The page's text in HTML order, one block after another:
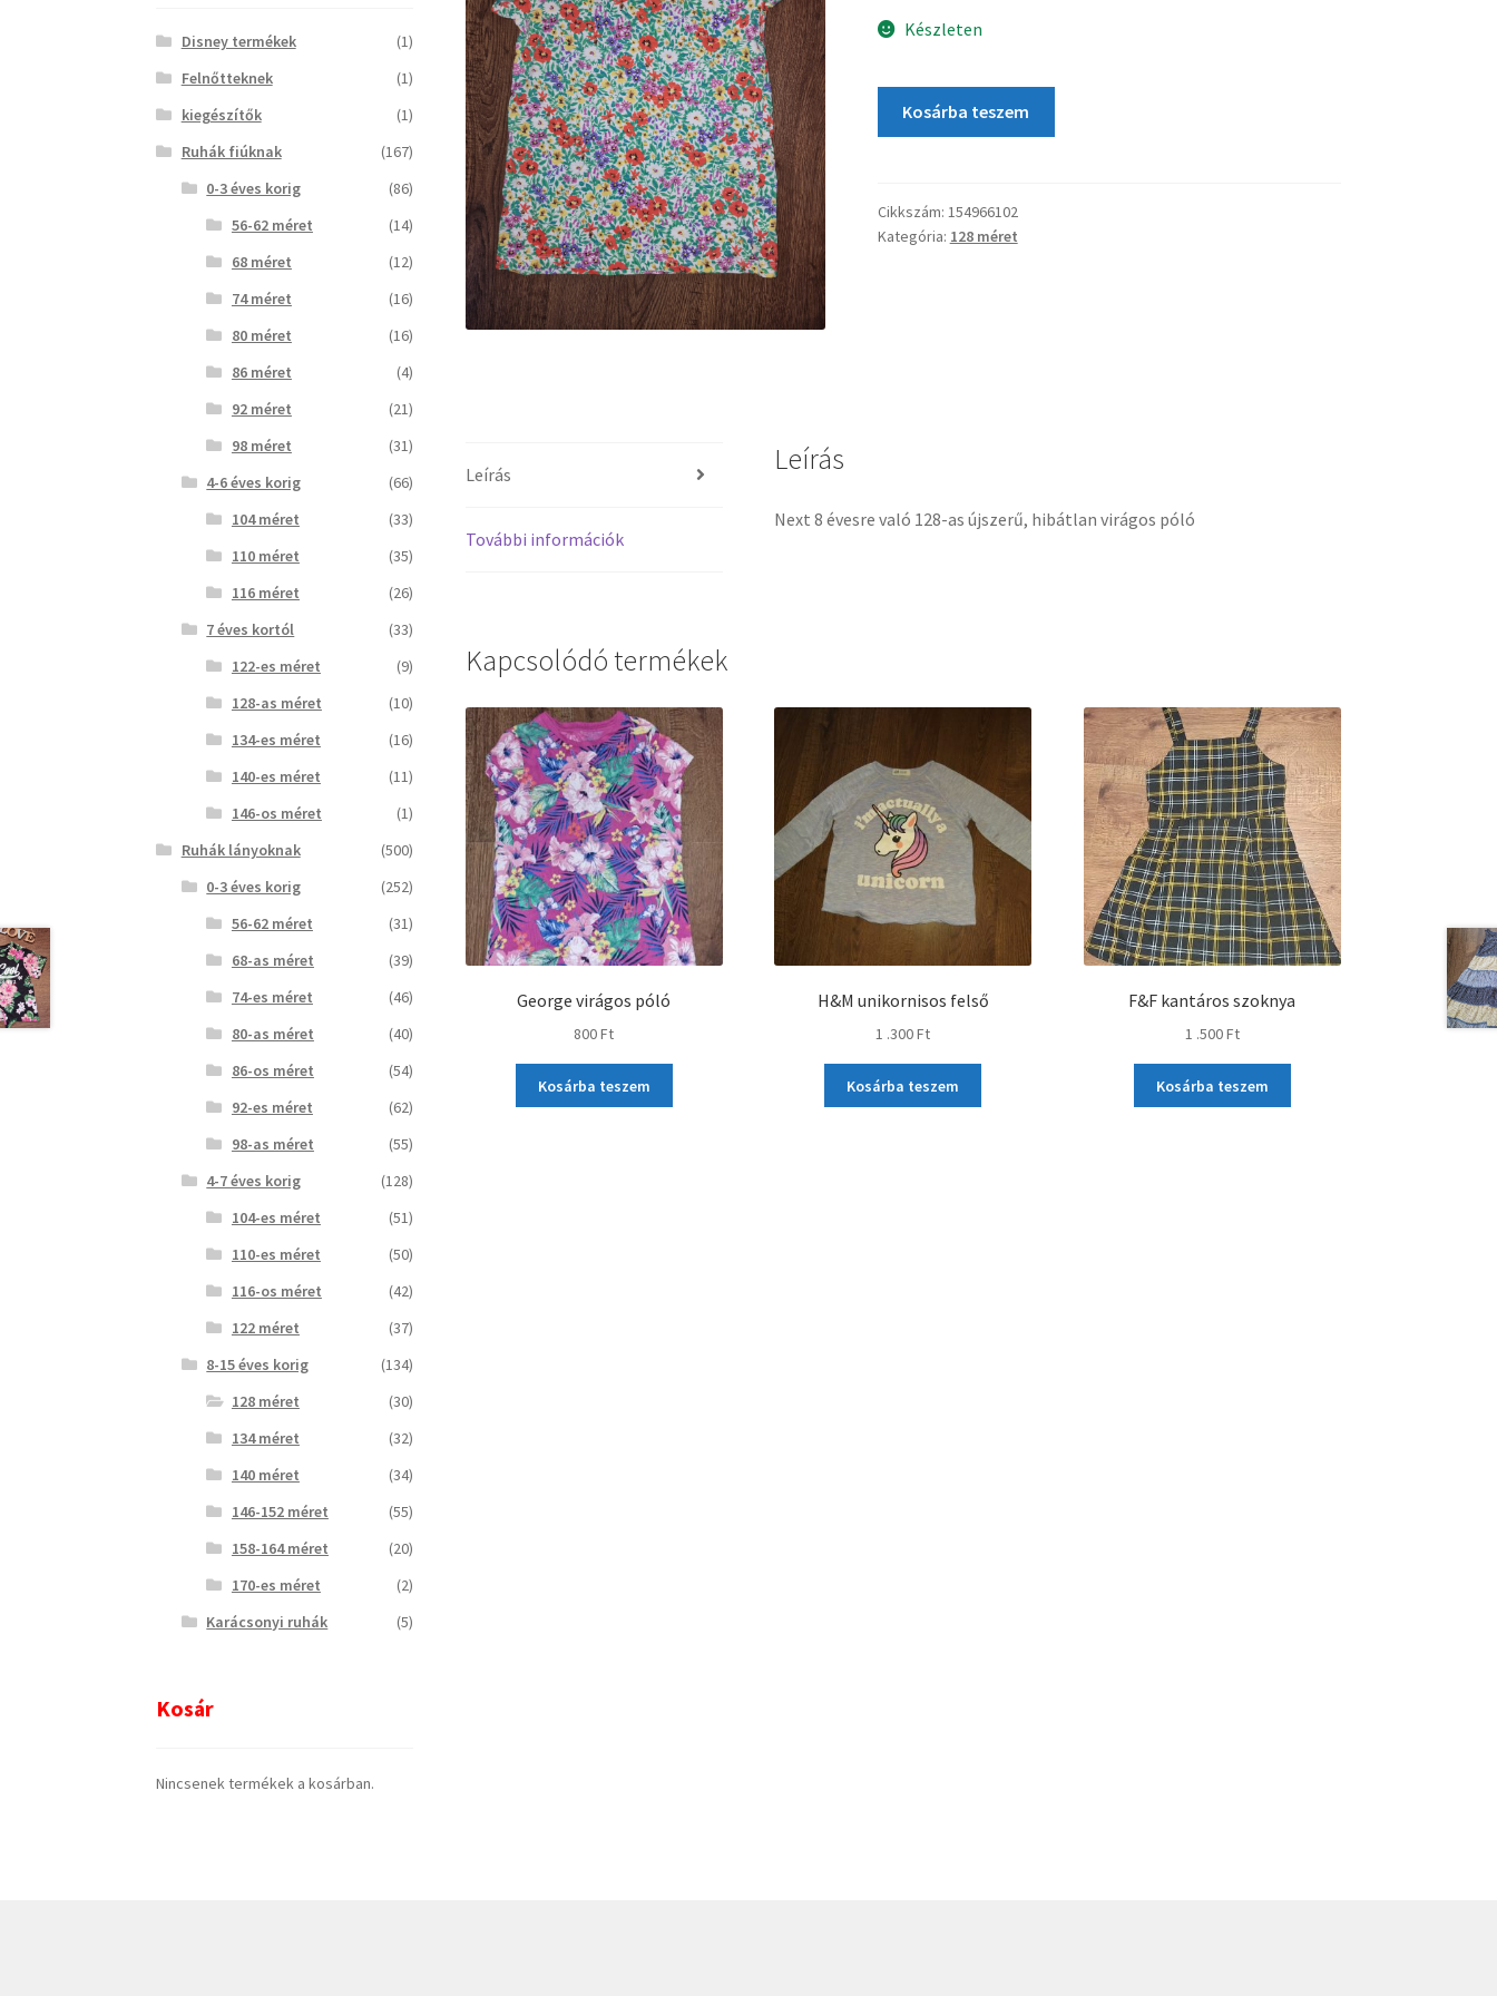
Készleten
Kosárba teszem
Cikkszám: 154966102
Kategória: 128 méret
Leírás
További információk
Leírás
Next 8 évesre való 128-as újszerű, hibátlan virágos póló
Kapcsolódó termékek
George virágos póló
800Ft
Kosárba teszem
H&M unikornisos felső
1 .300Ft
Kosárba teszem
F&F kantáros szoknya
1 .500Ft
Kosárba teszem
Disney termékek
(1)
Felnőtteknek
(1)
kiegészítők
(1)
Ruhák fiúknak
(167)
0-3 éves korig
(86)
56-62 méret
(14)
68 méret
(12)
74 méret
(16)
80 méret
(16)
86 méret
(4)
92 méret
(21)
98 méret
(31)
4-6 éves korig
(66)
104 méret
(33)
110 méret
(35)
116 méret
(26)
7 éves kortól
(33)
122-es méret
(9)
128-as méret
(10)
134-es méret
(16)
140-es méret
(11)
146-os méret
(1)
Ruhák lányoknak
(500)
0-3 éves korig
(252)
56-62 méret
(31)
68-as méret
(39)
74-es méret
(46)
80-as méret
(40)
86-os méret
(54)
92-es méret
(62)
98-as méret
(55)
4-7 éves korig
(128)
104-es méret
(51)
110-es méret
(50)
116-os méret
(42)
122 méret
(37)
8-15 éves korig
(134)
128 méret
(30)
134 méret
(32)
140 méret
(34)
146-152 méret
(55)
158-164 méret
(20)
170-es méret
(2)
Karácsonyi ruhák
(5)
Kosár
Nincsenek termékek a kosárban.